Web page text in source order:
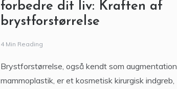
forbedre dit liv: Kraften af
brystforstørrelse
4 Min Reading
Brystforstørrelse, også kendt som augmentation
mammoplastik, er et kosmetisk kirurgisk indgreb,